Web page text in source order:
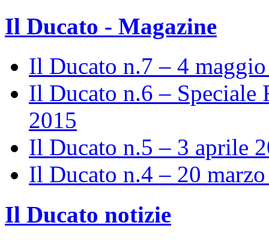
Il Ducato - Magazine
Il Ducato n.7 – 4
Il Ducato n.6 – Speciale
2015
Il Ducato n.5 – 3 aprile
Il Ducato n.4 – 20
Il Ducato notizie